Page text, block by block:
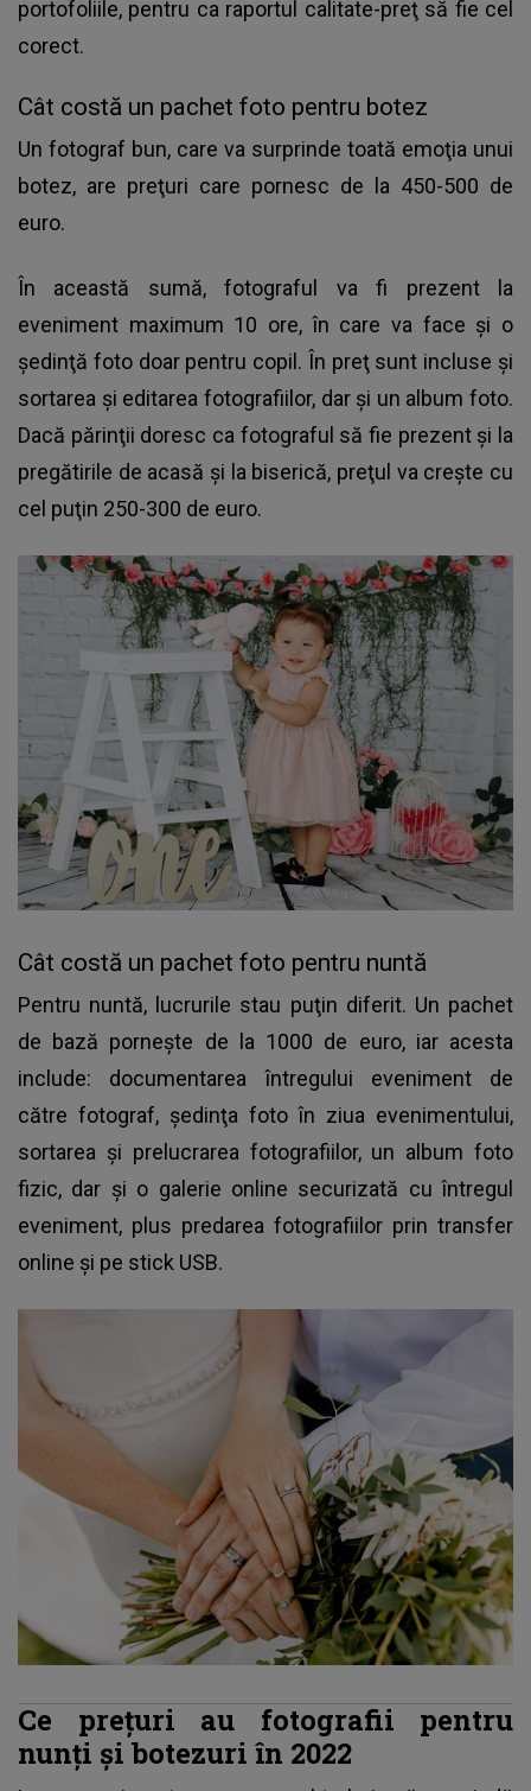
portofoliile, pentru ca raportul calitate-preţ să fie cel
corect.
Cât costă un pachet foto pentru botez
Un fotograf bun, care va surprinde toată emoţia unui
botez, are preţuri care pornesc de la 450-500 de
euro.
În această sumă, fotograful va fi prezent la
eveniment maximum 10 ore, în care va face şi o
şedinţă foto doar pentru copil . În preţ sunt incluse şi
sortarea şi editarea fotografiilor, dar şi un album foto.
Dacă părinţii doresc ca fotograful să fie prezent şi la
pregătirile de acasă şi la biserică, preţul va creşte cu
cel puţin 250-300 de euro.
Cât costă un pachet foto pentru nuntă
Pentru nuntă, lucrurile stau puţin diferit. Un pachet
de bază porneşte de la 1000 de euro, iar acesta
include: documentarea întregului eveniment de
către fotograf, şedinţa foto în ziua evenimentului,
sortarea şi prelucrarea fotografiilor, un album foto
fizic, dar şi o galerie online securizată cu întregul
eveniment, plus predarea fotografiilor prin transfer
online şi pe stick USB.
Ce preţuri au fotografii pentru
nunţi şi botezuri în 2022